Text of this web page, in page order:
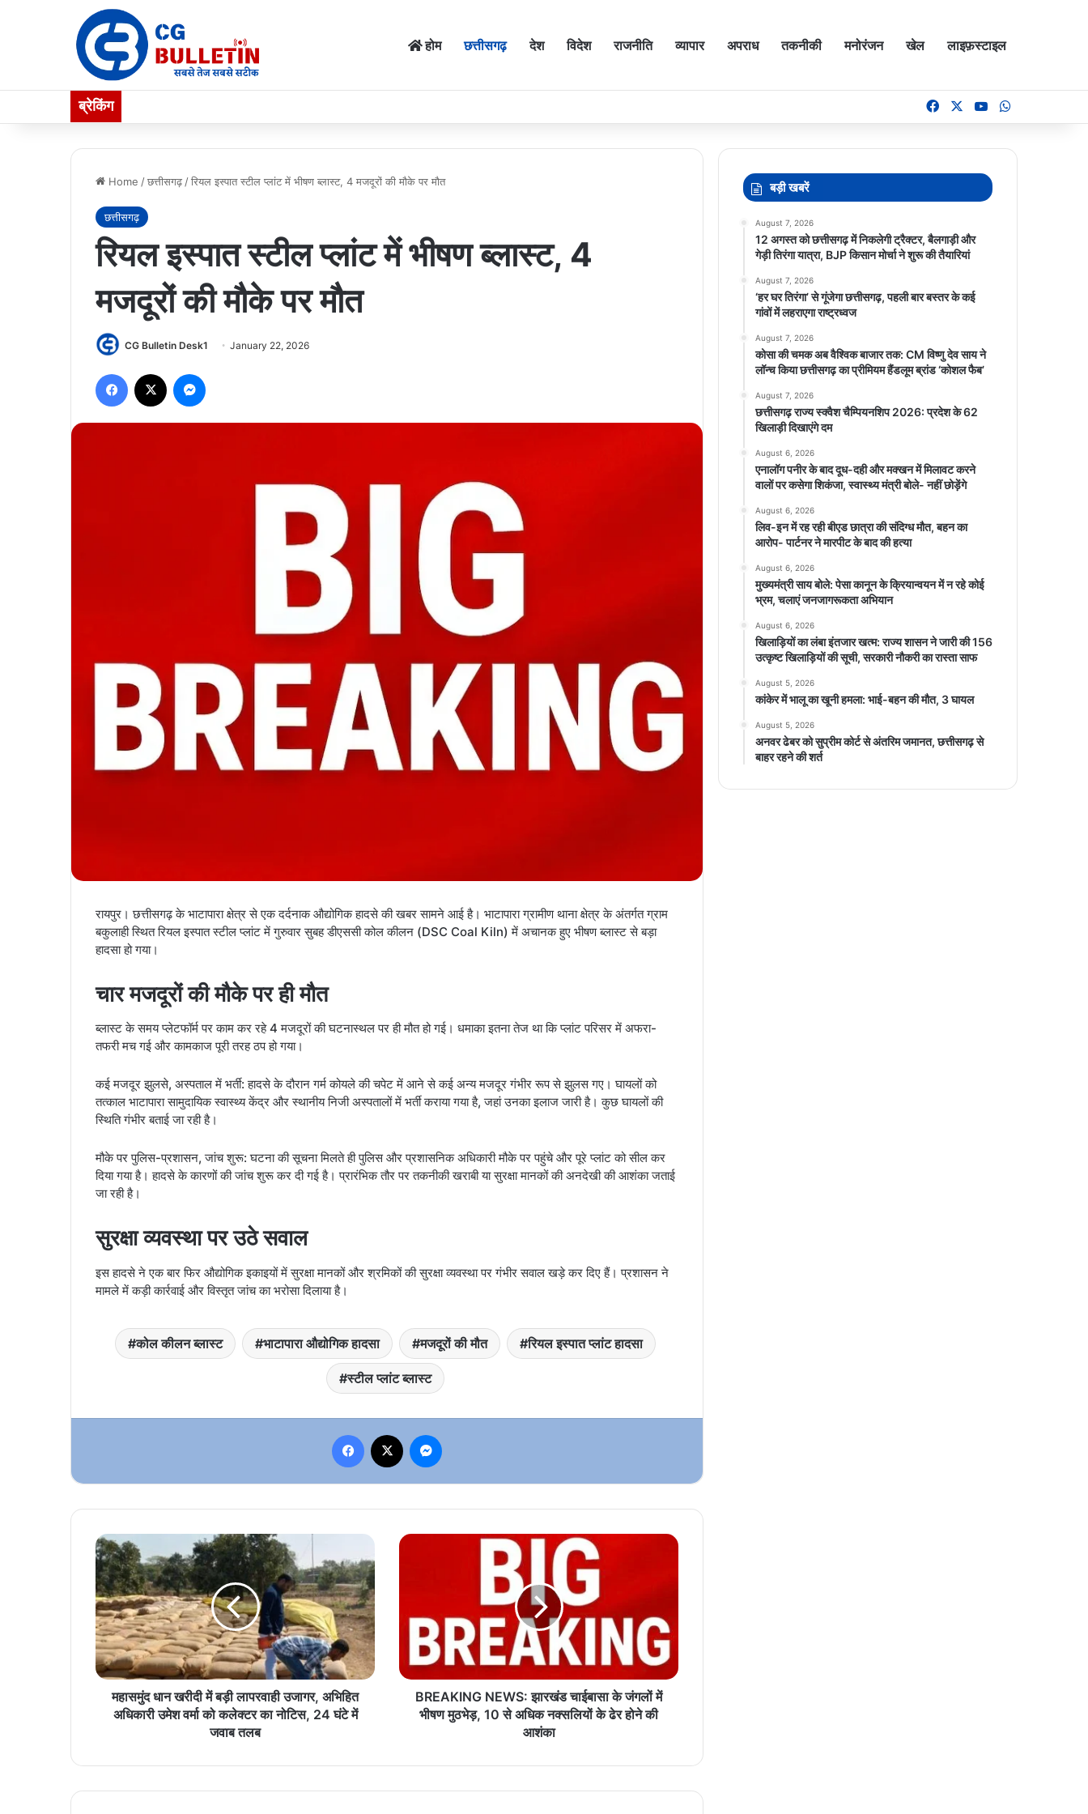
होम छत्तीसगढ़ देश विदेश राजनीति व्यापार अपराध तकनीकी मनोरंजन खेल लाइफ़स्टाइल
ब्रेकिंग FacebookYouTube
Home /छत्तीसगढ़ /रियल इस्पात स्टील प्लांट में भीषण ब्लास्ट, 4 मजदूरों की मौके पर मौत
छत्तीसगढ़
रियल इस्पात स्टील प्लांट में भीषण ब्लास्ट, 4
मजदूरों की मौके पर मौत
CG Bulletin Desk1 January 22, 2026
Facebook
रायपुर। छत्तीसगढ़ के भाटापारा क्षेत्र से एक दर्दनाक औद्योगिक हादसे की खबर सामने आई है। भाटापारा ग्रामीण थाना क्षेत्र के अंतर्गत ग्राम
बकुलाही स्थित रियल इस्पात स्टील प्लांट में गुरुवार सुबह डीएससी कोल कीलन (DSC Coal Kiln) में अचानक हुए भीषण ब्लास्ट से बड़ा
हादसा हो गया।
चार मजदूरों की मौके पर ही मौत
ब्लास्ट के समय प्लेटफॉर्म पर काम कर रहे 4 मजदूरों की घटनास्थल पर ही मौत हो गई। धमाका इतना तेज था कि प्लांट परिसर में अफरा-
तफरी मच गई और कामकाज पूरी तरह ठप हो गया।
कई मजदूर झुलसे, अस्पताल में भर्ती: हादसे के दौरान गर्म कोयले की चपेट में आने से कई अन्य मजदूर गंभीर रूप से झुलस गए। घायलों को
तत्काल भाटापारा सामुदायिक स्वास्थ्य केंद्र और स्थानीय निजी अस्पतालों में भर्ती कराया गया है, जहां उनका इलाज जारी है। कुछ घायलों की
स्थिति गंभीर बताई जा रही है।
मौके पर पुलिस-प्रशासन, जांच शुरू: घटना की सूचना मिलते ही पुलिस और प्रशासनिक अधिकारी मौके पर पहुंचे और पूरे प्लांट को सील कर
दिया गया है। हादसे के कारणों की जांच शुरू कर दी गई है। प्रारंभिक तौर पर तकनीकी खराबी या सुरक्षा मानकों की अनदेखी की आशंका जताई
जा रही है।
सुरक्षा व्यवस्था पर उठे सवाल
इस हादसे ने एक बार फिर औद्योगिक इकाइयों में सुरक्षा मानकों और श्रमिकों की सुरक्षा व्यवस्था पर गंभीर सवाल खड़े कर दिए हैं। प्रशासन ने
मामले में कड़ी कार्रवाई और विस्तृत जांच का भरोसा दिलाया है।
कोल कीलन ब्लास्ट भाटापारा औद्योगिक हादसा मजदूरों की मौत रियल इस्पात प्लांट हादसा
स्टील प्लांट ब्लास्ट
Facebook
महासमुंद
धान
खरीदी
में
बड़ी
लापरवाही
उजागर,
अभिहित
अधिकारी
उमेशमहासमुंद धान खरीदी में बड़ी लापरवाही उजागर, अभिहित
अधिकारी उमेश वर्मा को कलेक्टर का नोटिस, 24 घंटे में
जवाब तलब
BREAKING
जंगलों
मुठभेड़,
BREAKING NEWS: झारखंड चाईबासा के जंगलों में
भीषण मुठभेड़, 10 से अधिक नक्सलियों के ढेर होने की
आशंका
बड़ी खबरें
August 7, 2026
12 अगस्त को छत्तीसगढ़ में निकलेगी ट्रैक्टर, बैलगाड़ी और
गेड़ी तिरंगा यात्रा, BJP किसान मोर्चा ने शुरू की तैयारियां
August 7, 2026
‘हर घर तिरंगा’ से गूंजेगा छत्तीसगढ़, पहली बार बस्तर के कई
गांवों में लहराएगा राष्ट्रध्वज
August 7, 2026
कोसा की चमक अब वैश्विक बाजार तक: CM विष्णु देव साय ने
लॉन्च किया छत्तीसगढ़ का प्रीमियम हैंडलूम ब्रांड ‘कोशल फैब’
August 7, 2026
छत्तीसगढ़ राज्य स्क्वैश चैम्पियनशिप 2026: प्रदेश के 62
खिलाड़ी दिखाएंगे दम
August 6, 2026
एनालॉग पनीर के बाद दूध-दही और मक्खन में मिलावट करने
वालों पर कसेगा शिकंजा, स्वास्थ्य मंत्री बोले- नहीं छोड़ेंगे
August 6, 2026
लिव-इन में रह रही बीएड छात्रा की संदिग्ध मौत, बहन का
आरोप- पार्टनर ने मारपीट के बाद की हत्या
August 6, 2026
मुख्यमंत्री साय बोले: पेसा कानून के क्रियान्वयन में न रहे कोई
भ्रम, चलाएं जनजागरूकता अभियान
August 6, 2026
खिलाड़ियों का लंबा इंतजार खत्म: राज्य शासन ने जारी की 156
उत्कृष्ट खिलाड़ियों की सूची, सरकारी नौकरी का रास्ता साफ
August 5, 2026
कांकेर में भालू का खूनी हमला: भाई-बहन की मौत, 3 घायल
August 5, 2026
अनवर ढेबर को सुप्रीम कोर्ट से अंतरिम जमानत, छत्तीसगढ़ से
बाहर रहने की शर्त